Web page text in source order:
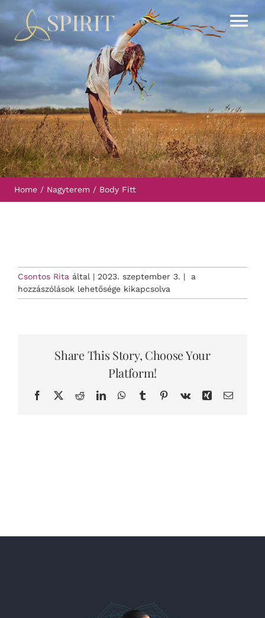
Órarend
Áraink
Események
Házirend
Home Nagyterem Body Fitt
Csontos Rita által | 2023. szeptember 3. |
Body
bejegyzéshez
a
hozzászólások lehetősége kikapcsolva
Share This Story, Choose Your
Platform!
Facebook
X RedditLinkedInWhatsApp
TumblrPinterest
Vk Xing Email: